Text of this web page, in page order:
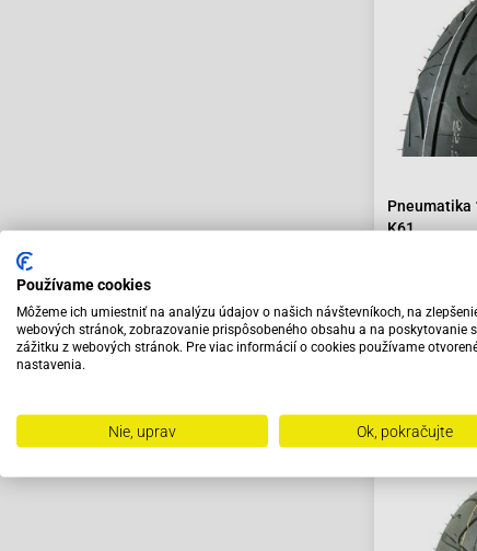
Pneumatika
K61
Používame cookies
Môžeme ich umiestniť na analýzu údajov o našich návštevníkoch, na
webových stránok, zobrazovanie prispôsobeného obsahu a na poskytovanie
zážitku z webových stránok. Pre viac informácií o cookies používame
nastavenia.
Nie, uprav Ok, pokračujte